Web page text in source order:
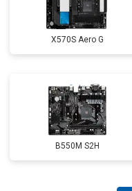
X570S Aero G
B550M S2H